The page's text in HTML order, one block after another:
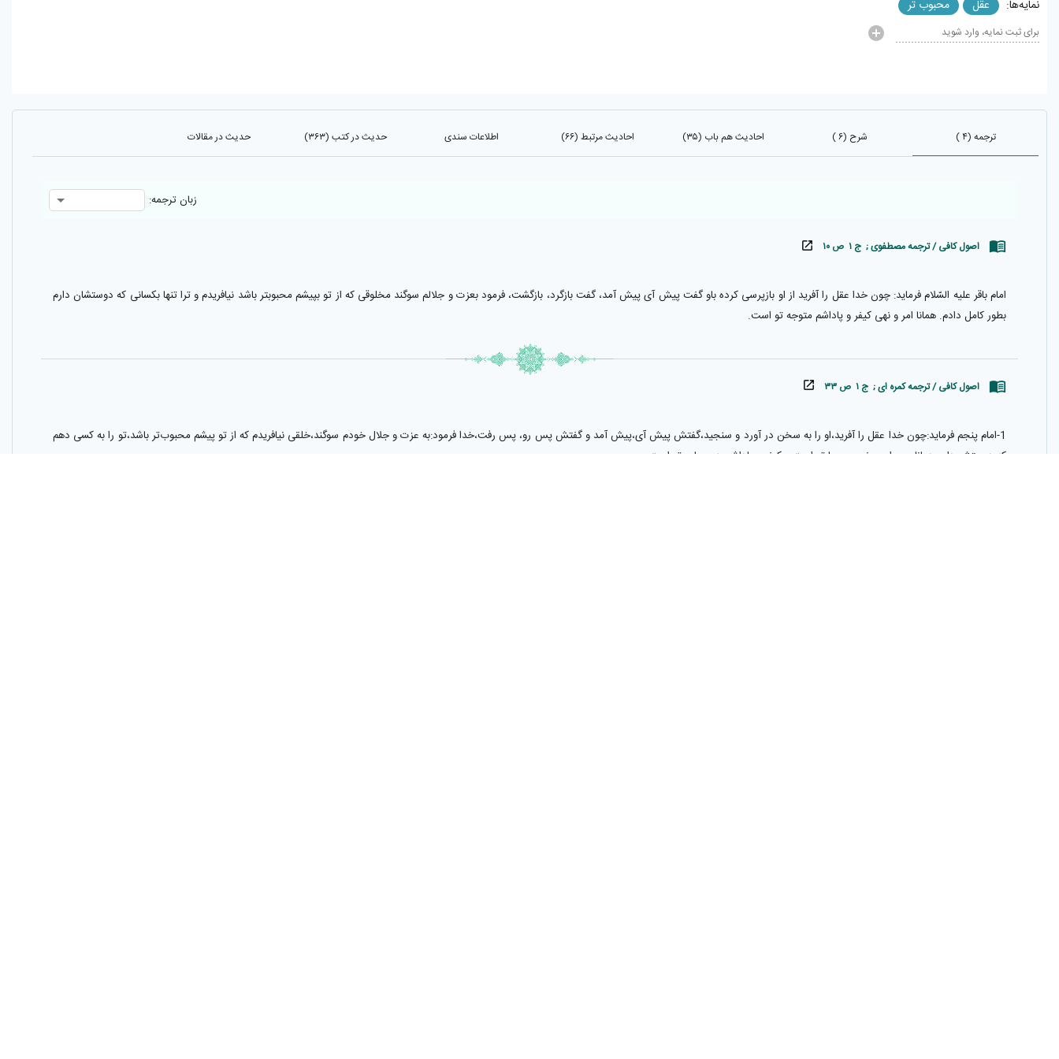
نمایه‌ها: عقل محبوب تر
برای ثبت نمایه، وارد شوید
ترجمه (۴ ) شرح (۶ ) احادیث هم باب (۳۵) احادیث مرتبط (۶۶) اطلاعات سندی حدیث در کتب (۳۶۳) حدیث در مقالات
زبان ترجمه:
اصول کافی / ترجمه مصطفوی ; ج ۱ ص ۱۰
امام باقر عليه السّلام فرمايد: چون خدا عقل را آفريد از او بازپرسى كرده باو گفت پيش آى پيش آمد، گفت بازگرد، بازگشت، فرمود بعزت و جلالم سوگند مخلوقى كه از تو بپيشم محبوبتر باشد نيافريدم و ترا تنها بكسانى كه دوستشان دارم
بطور كامل دادم. همانا امر و نهى كيفر و پاداشم متوجه تو است.
اصول كافى / ترجمه كمره اى ; ج ۱ ص ۳۳
1-امام پنجم فرمايد:چون خدا عقل را آفريد،او را به سخن در آورد و سنجيد،گفتش پيش آى،پيش آمد و گفتش پس رو، پس رفت،خدا فرمود:به عزت و جلال خودم سوگند،خلقى نيافريدم كه از تو پيشم محبوب‌تر باشد،تو را به كسى دهم
كه دوستش دارم همانا روى امر و نهى من با تو است و كيفر و پاداشم به حساب تو است.